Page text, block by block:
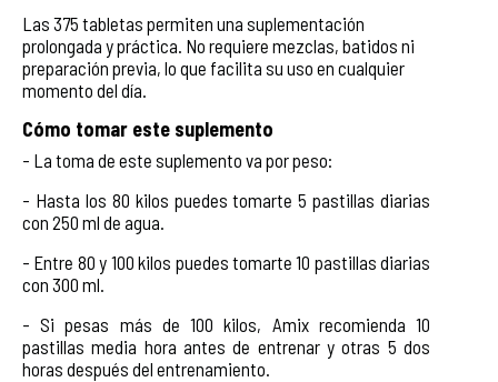
Las 375 tabletas permiten una suplementación
prolongada y práctica. No requiere mezclas, batidos ni
preparación previa, lo que facilita su uso en cualquier
momento del día.
Cómo tomar este suplemento
- La toma de este suplemento va por peso:
- Hasta los 80 kilos puedes tomarte 5 pastillas diarias
con 250 ml de agua.
- Entre 80 y 100 kilos puedes tomarte 10 pastillas diarias
con 300 ml.
- Si pesas más de 100 kilos, Amix recomienda 10
pastillas media hora antes de entrenar y otras 5 dos
horas después del entrenamiento.